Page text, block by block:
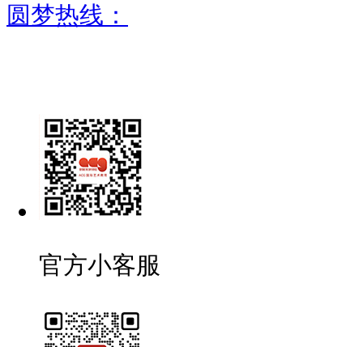
圆梦热线：
官方小客服